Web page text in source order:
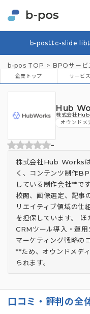
b-posはc-slide lib
b-pos TOP BPOサービ
企業トップ サービ
Hub
株式会社
オウンドメ
-
株式会社Hub Works
く、コンテンツ制作
している制作会社**で
校閲、画像選定、記事
リエイティブ領域の仕
を担保しています。
CRMツール導入・運
マーケティング戦略の
**ため、オウンドメデ
られます。
口コミ・評判の全